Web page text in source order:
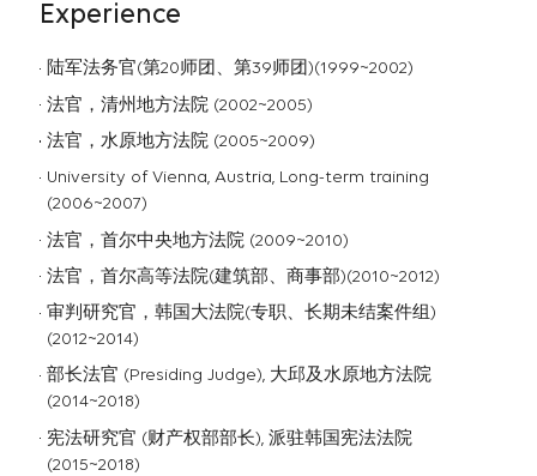
Experience
陆军法务官(第20师团、第39师团)(1999~2002)
法官，清州地方法院 (2002~2005)
法官，水原地方法院 (2005~2009)
University of Vienna, Austria, Long-term training
(2006~2007)
法官，首尔中央地方法院 (2009~2010)
法官，首尔高等法院(建筑部、商事部)(2010~2012)
审判研究官，韩国大法院(专职、⻓期未结案件组)
(2012~2014)
部⻓法官 (Presiding Judge), 大邱及水原地方法院
(2014~2018)
宪法研究官 (财产权部部⻓), 派驻韩国宪法法院
(2015~2018)